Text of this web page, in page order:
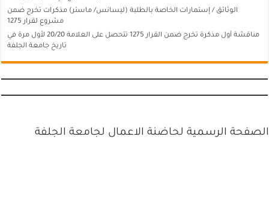
الوثائق / إستمارات الخاصة بالطلبة (ليسانس/ ماستر) مذكرات تخرج ضمن
مشروع لقرار 1275
مناقشة أول مذكرة تخرج ضمن القرار 1275 تتحصل على العلامة 20/20 لأول مرة في
تاريخ جامعة الجلفة
الصفحة الرسمية لحاضنة الاعمال لجامعة الجلفة